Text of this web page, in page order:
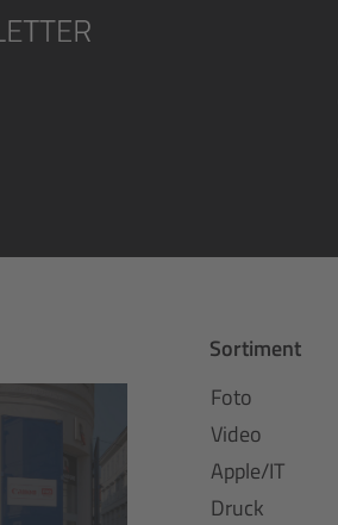
Sortiment
Foto
Video
Apple/IT
Druck